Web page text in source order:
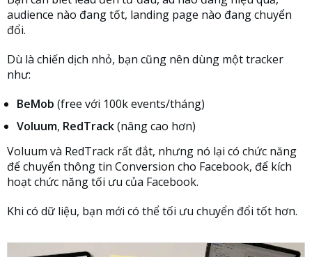
audience nào đang tốt, landing page nào đang chuyển
đổi.
Dù là chiến dịch nhỏ, bạn cũng nên dùng một tracker
như:
BeMob (free với 100k events/tháng)
Voluum, RedTrack(nâng cao hơn)
Voluum và RedTrack rất đắt, nhưng nó lại có chức năng
để chuyển thông tin Conversion cho Facebook, để kích
hoạt chức năng tối ưu của Facebook.
Khi có dữ liệu, bạn mới có thể tối ưu chuyển đổi tốt hơn.